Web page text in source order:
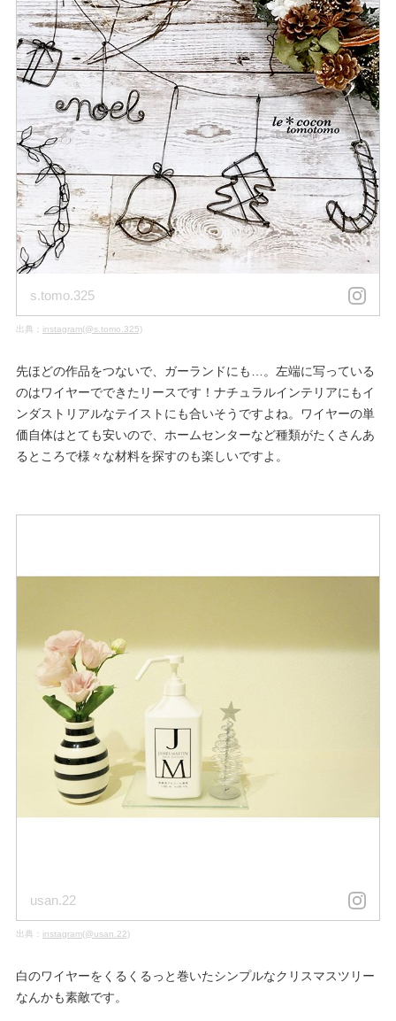
s.tomo.325
出典： instagram(@s.tomo.325)
先ほどの作品をつないで、ガーランドにも…。左端に写っている
のはワイヤーでできたリースです！ナチュラルインテリアにもイ
ンダストリアルなテイストにも合いそうですよね。ワイヤーの単
価自体はとても安いので、ホームセンターなど種類がたくさんあ
るところで様々な材料を探すのも楽しいですよ。
usan.22
出典： instagram(@usan.22)
白のワイヤーをくるくるっと巻いたシンプルなクリスマスツリー
なんかも素敵です。